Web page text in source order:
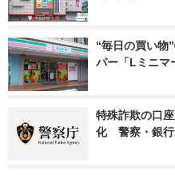
“毎日の買い物
パー「Lミニマ
特殊詐欺の口
化　警察・銀